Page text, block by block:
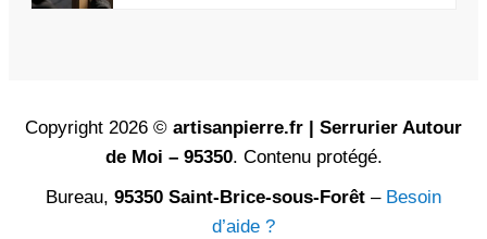
Copyright 2026 © artisanpierre.fr | Serrurier Autour
de Moi – 95350. Contenu protégé.
Bureau, 95350 Saint-Brice-sous-Forêt – Besoin
d’aide ?